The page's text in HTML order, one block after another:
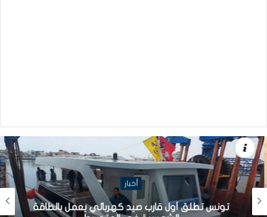
أخبار
تونس تطلق أول قارب صيد كهربائي يعمل بالطاقة